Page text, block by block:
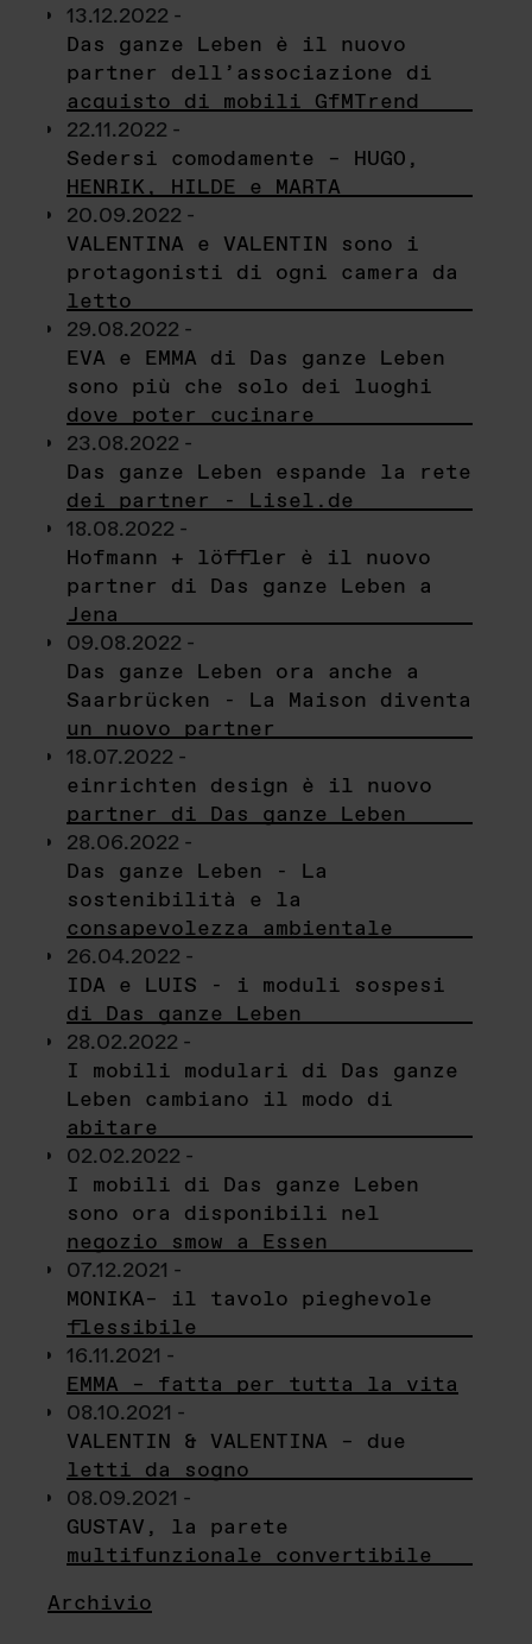
13.12.2022 -
Das ganze Leben è il nuovo
partner dell’associazione di
acquisto di mobili GfMTrend
22.11.2022 -
Sedersi comodamente – HUGO,
HENRIK, HILDE e MARTA
20.09.2022 -
VALENTINA e VALENTIN sono i
protagonisti di ogni camera da
letto
29.08.2022 -
EVA e EMMA di Das ganze Leben
sono più che solo dei luoghi
dove poter cucinare
23.08.2022 -
Das ganze Leben espande la rete
dei partner - Lisel.de
18.08.2022 -
Hofmann + löffler è il nuovo
partner di Das ganze Leben a
Jena
09.08.2022 -
Das ganze Leben ora anche a
Saarbrücken - La Maison diventa
un nuovo partner
18.07.2022 -
einrichten design è il nuovo
partner di Das ganze Leben
28.06.2022 -
Das ganze Leben - La
sostenibilità e la
consapevolezza ambientale
26.04.2022 -
IDA e LUIS - i moduli sospesi
di Das ganze Leben
28.02.2022 -
I mobili modulari di Das ganze
Leben cambiano il modo di
abitare
02.02.2022 -
I mobili di Das ganze Leben
sono ora disponibili nel
negozio smow a Essen
07.12.2021 -
MONIKA– il tavolo pieghevole
flessibile
16.11.2021 -
EMMA – fatta per tutta la vita
08.10.2021 -
VALENTIN & VALENTINA – due
letti da sogno
08.09.2021 -
GUSTAV, la parete
multifunzionale convertibile
Archivio